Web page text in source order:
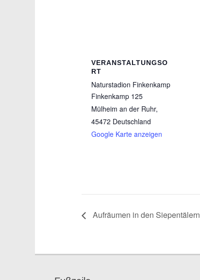
VERANSTALTUNGSO
RT
Naturstadion Finkenkamp
Finkenkamp 125
Mülheim an der Ruhr,
45472 Deutschland
Google Karte anzeigen
Aufräumen in den Siepentälern